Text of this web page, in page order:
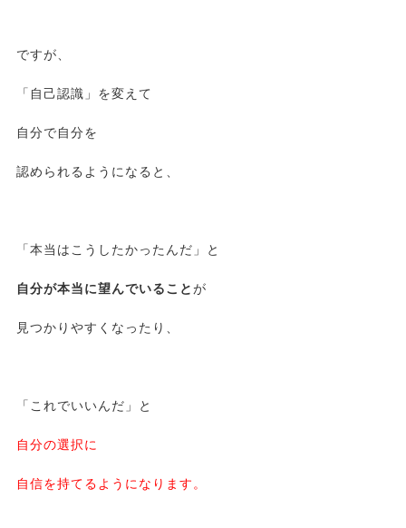
ですが、
「自己認識」を変えて
自分で自分を
認められるようになると、
「本当はこうしたかったんだ」と
自分が本当に望んでいることが
見つかりやすくなったり、
「これでいいんだ」と
自分の選択に
自信を持てるようになります。